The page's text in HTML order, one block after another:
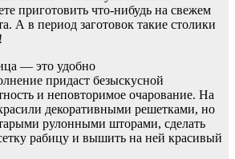
приготовить что-нибудь на свежем
А в период заготовок такие столики
— это удобно
придаст безыскусной
и неповторимое очарование. На
декоративными решетками, но
рулонными шторами, сделать
рабицу и вышить на ней красивый